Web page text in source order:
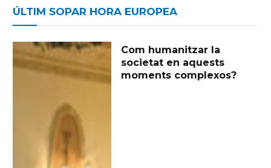
ÚLTIM SOPAR HORA EUROPEA
Com humanitzar la
societat en aquests
moments complexos?